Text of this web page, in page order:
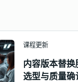
课程更新
内容版本替换
选型与质量确